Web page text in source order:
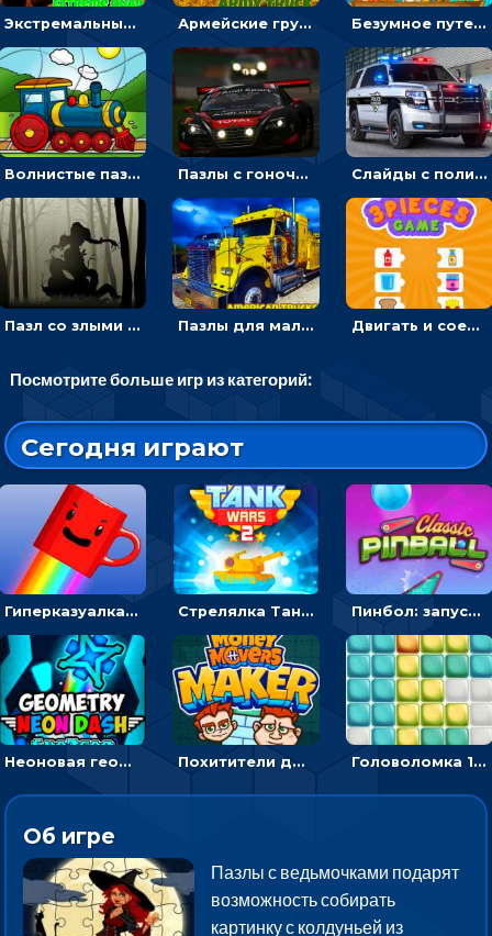
Экстремальные пазлы с квадроциклами: собирать крутые тачки Армейские грузовики в пазлах: собери военную машину Безумное путешествие друзей по миру: собирать пазлы из фото с животными
Волнистые пазлы с транспортом: собирай картинку из частей Пазлы с гоночными автомобилями: собери свой болид по частям Слайды с полицейскими машинами: перемещать пазлы, чтобы собрать картинку
Пазл со злыми духами: собирать картинку по частям Пазлы для мальчиков с американскими грузовиками Двигать и соединять пазлы по смыслу - головоломка для детей
Посмотрите больше игр из категорий:
Сегодня играют
Гиперказуалка Летающая чашка кофе: двигаться и собирать кубики сахара Стрелялка Танковые войны: бить по танку врага, чтобы уничтожить зло Пинбол: запускать шарик, чтобы выбивать очки
Неоновая геометрия: прыгай через препятствия и собирай шары Похитители денег: управляйте друзьями и соберите все мешки с долларами Головоломка 10х10
Об игре
Пазлы с ведьмочками подарят
возможность собирать
картинку с колдуньей из